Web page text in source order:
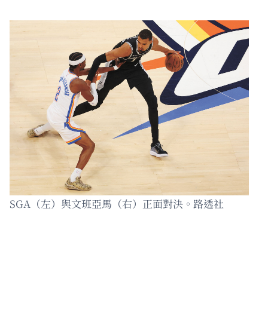
SGA（左）與文班亞馬（右）正面對決。路透社